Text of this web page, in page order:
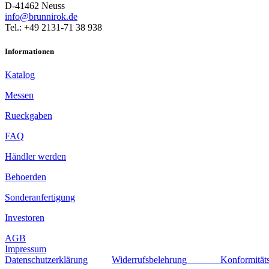
D-41462 Neuss
info@brunnirok.de
Tel.: +49 2131-71 38 938
Informationen
Katalog
Messen
Rueckgaben
FAQ
Händler werden
Behoerden
Sonderanfertigung
Investoren
AGB
Impressum
Datenschutzerklärung
Widerrufsbelehrung